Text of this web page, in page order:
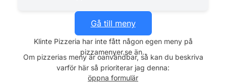
Onsdag
11:00 - 22:00
Torsdag
11:00 - 22:00
Fredag
11:00 - 22:00
Lördag
11:00 - 22:00
Söndag
11:00 - 22:00
Gå till meny
Klinte Pizzeria har inte fått någon egen meny på
pizzamenyer.se än..
Om pizzerias meny är oanvändbar, så kan du beskriva
varför här så prioriterar jag denna:
öppna formulär